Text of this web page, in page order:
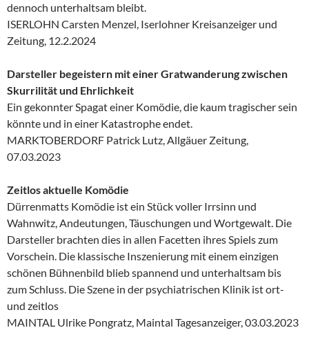
dennoch unterhaltsam bleibt.
ISERLOHN Carsten Menzel, Iserlohner Kreisanzeiger und
Zeitung, 12.2.2024
Darsteller begeistern mit einer Gratwanderung zwischen
Skurrilität und Ehrlichkeit
Ein gekonnter Spagat einer Komödie, die kaum tragischer sein
könnte und in einer Katastrophe endet.
MARKTOBERDORF Patrick Lutz, Allgäuer Zeitung,
07.03.2023
Zeitlos aktuelle Komödie
Dürrenmatts Komödie ist ein Stück voller Irrsinn und
Wahnwitz, Andeutungen, Täuschungen und Wortgewalt. Die
Darsteller brachten dies in allen Facetten ihres Spiels zum
Vorschein. Die klassische Inszenierung mit einem einzigen
schönen Bühnenbild blieb spannend und unterhaltsam bis
zum Schluss. Die Szene in der psychiatrischen Klinik ist ort-
und zeitlos
MAINTAL Ulrike Pongratz, Maintal Tagesanzeiger, 03.03.2023